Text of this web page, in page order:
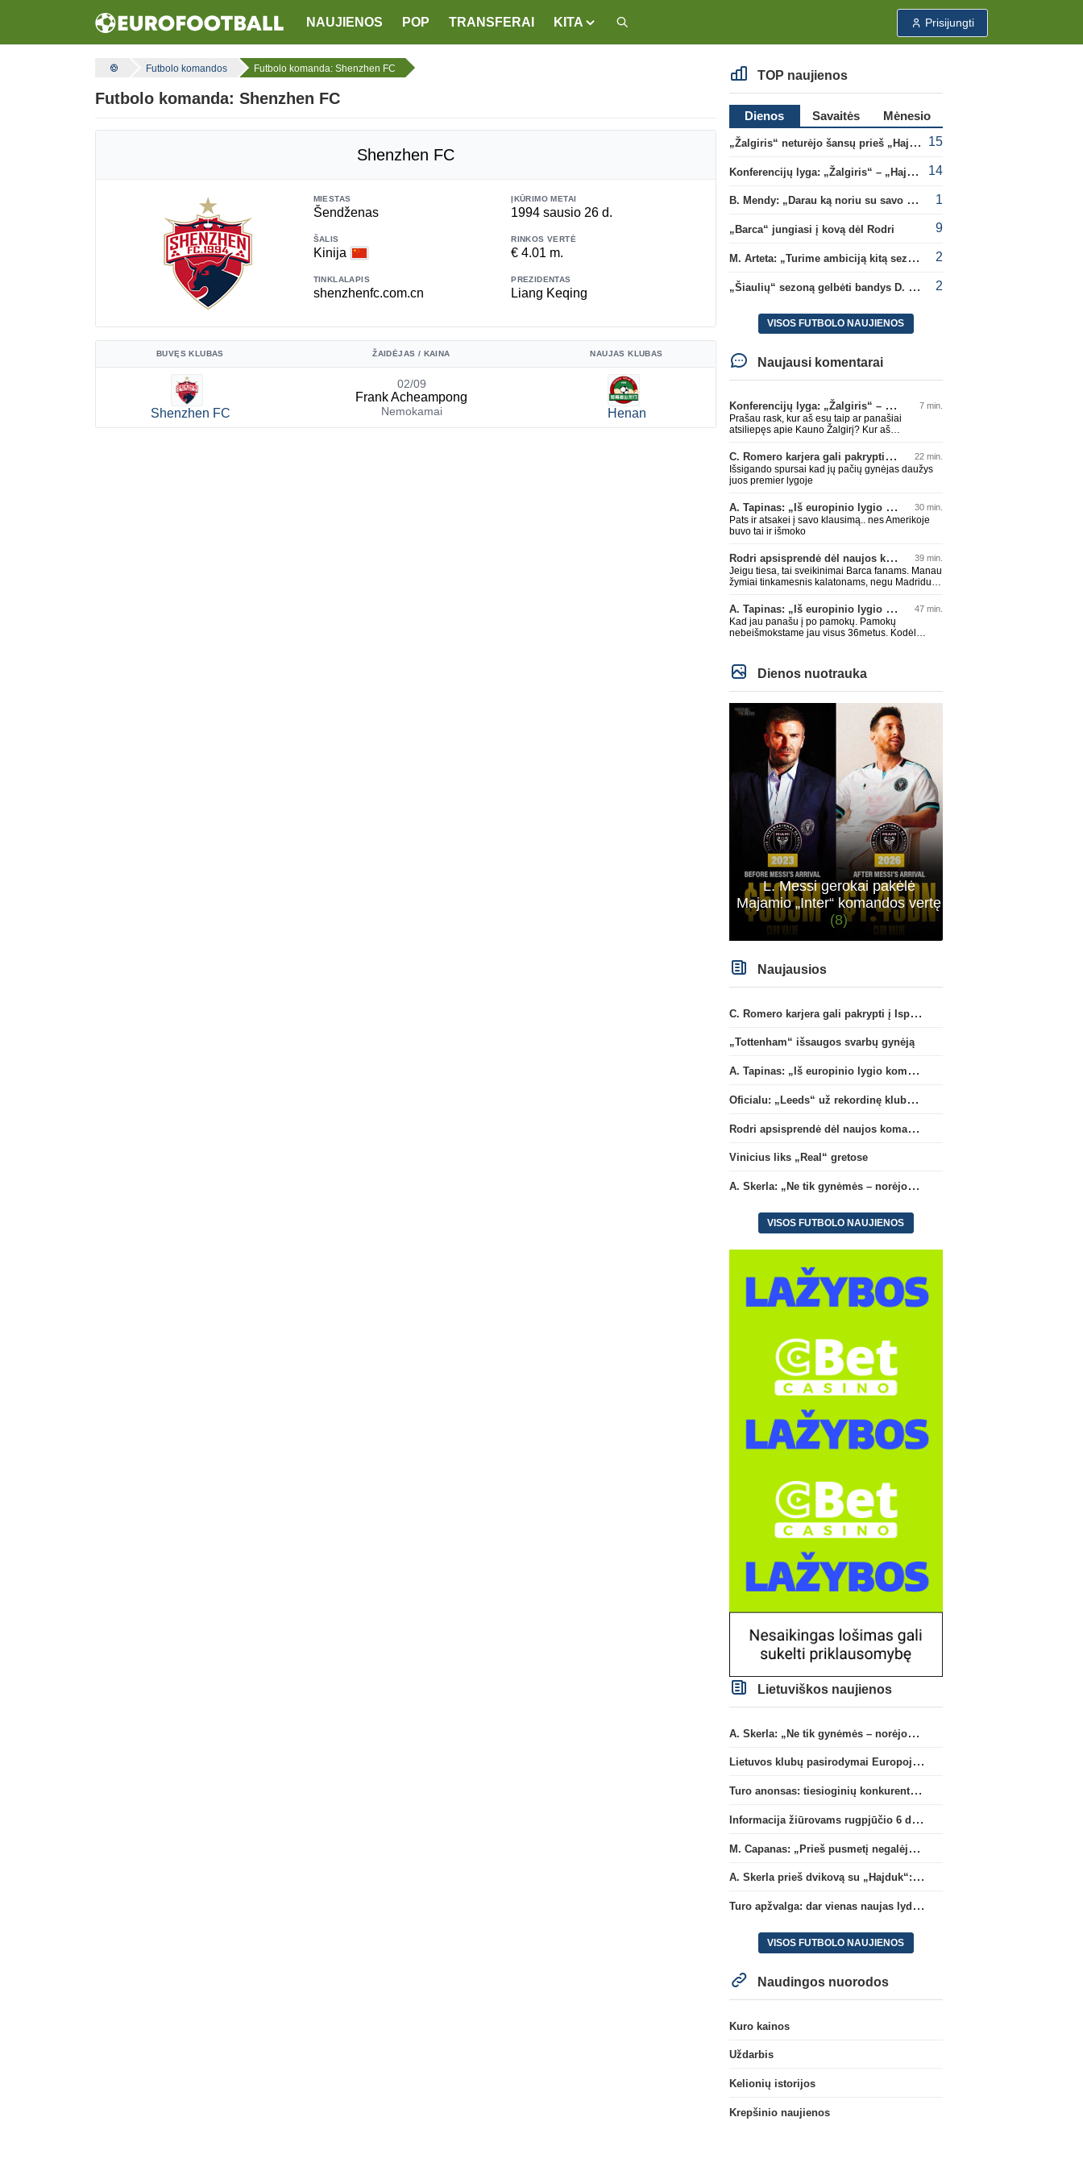
NAUJIENOS POP TRANSFERAI KITA Prisijungti
Futbolo komandos Futbolo komanda: Shenzhen FC
Futbolo komanda: Shenzhen FC
Shenzhen FC
MIESTAS
Šendženas
ĮKŪRIMO METAI
1994 sausio 26 d.
ŠALIS
Kinija
RINKOS VERTĖ
€ 4.01 m.
TINKLALAPIS
shenzhenfc.com.cn
PREZIDENTAS
Liang Keqing
BUVĘS KLUBAS ŽAIDĖJAS / KAINA NAUJAS KLUBAS
Shenzhen FC
02/09
Frank Acheampong
Nemokamai Henan
TOP naujienos
Dienos Savaitės
Mėnesio
„Žalgiris“ neturėjo šansų prieš „Hajduk“
15
Konferencijų lyga: „Žalgiris“ – „Hajduk“ (rungtynės tiesiogiai) 14
B. Mendy: „Darau ką noriu su savo pasaulio čempionato titulu“ 1
„Barca“ jungiasi į kovą dėl Rodri 9
M. Arteta: „Turime ambiciją kitą sezoną kovoti dėl visų titulų“ 2
„Šiaulių“ sezoną gelbėti bandys D. Lastauskas 2
VISOS FUTBOLO NAUJIENOS
Naujausi komentarai
Konferencijų lyga: „Žalgiris“ – „Hajduk“ (rungtynės tiesiogiai) 7 min.
Prašau rask, kur aš esu taip ar panašiai
atsiliepęs apie Kauno Žalgirį? Kur aš
kur esu jį "spyriu" pavadinęs? Niekur, tai
neskleisk erezijų.
C. Romero karjera gali pakrypti į Ispaniją 22 min.
Išsigando spursai kad jų pačių gynėjas daužys
juos premier lygoje
A. Tapinas: „Iš europinio lygio komandos gavom gerų pamokų“ 30 min.
Pats ir atsakei į savo klausimą.. nes Amerikoje
buvo tai ir išmoko
Rodri apsisprendė dėl naujos komandos 39 min.
Jeigu tiesa, tai sveikinimai Barca fanams. Manau
žymiai tinkamesnis kalatonams, negu Madridui.
išeina (arba nebegauna žaisti).
A. Tapinas: „Iš europinio lygio komandos gavom gerų pamokų“ 47 min.
Kad jau panašu į po pamokų. Pamokų
nebeišmokstame jau visus 36metus. Kodėl
Dienos nuotrauka
L. Messi gerokai pakėlė
Majamio „Inter“ komandos vertę
(8)
Naujausios
C. Romero karjera gali pakrypti į Ispaniją
„Tottenham“ išsaugos svarbų gynėją
A. Tapinas: „Iš europinio lygio komandos gavom gerų pamokų“
Oficialu: „Leeds“ už rekordinę klubui sumą įsigijo Anglijos rinktinės vartininką
Rodri apsisprendė dėl naujos komandos
Vinicius liks „Real“ gretose
A. Skerla: „Ne tik gynėmės – norėjome atakuoti“
VISOS FUTBOLO NAUJIENOS
Lietuviškos naujienos
A. Skerla: „Ne tik gynėmės – norėjome atakuoti“
Lietuvos klubų pasirodymai Europoje: patirti pralaimėjimai Kroatijos atstovams
Turo anonsas: tiesioginių konkurentų dvikova Gargžduose
Informacija žiūrovams rugpjūčio 6 d. UEFA rungtynėms
M. Capanas: „Prieš pusmetį negalėjau net įsivaizduoti, kad žaisime prieš „Hajduk“
A. Skerla prieš dvikovą su „Hajduk“: „Tai kito kalibro komanda“
Turo apžvalga: dar vienas naujas lyderis
VISOS FUTBOLO NAUJIENOS
Naudingos nuorodos
Kuro kainos
Uždarbis
Kelionių istorijos
Krepšinio naujienos